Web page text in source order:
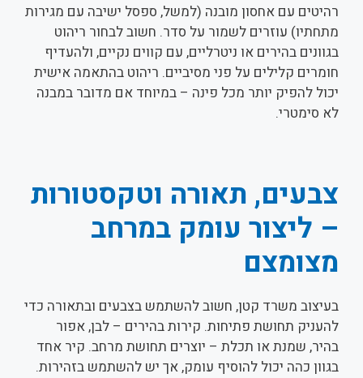
רהיטים עם אחסון מובנה (למשל, ספסל ישיבה עם מגירות
מתחתיו) עוזרים לשמור על סדר. חשוב לבחור ריהוט
בגוונים בהירים או ניטרליים, עם קווים נקיים, ולהעדיף
חומרים קלילים על פני מסיביים. ריהוט בהתאמה אישית
יכול להפיק יותר מכל פינה – במיוחד אם מדובר במבנה
לא סימטרי.
צבעים, תאורה וטקסטורות
– ליצור עומק במרחב
מצומצם
בעיצוב משרד קטן, חשוב להשתמש בצבעים ובתאורה כדי
להעניק תחושת פתיחות. קירות בהירים – לבן, אפור
בהיר, שמנת או תכלת – יוצרים תחושת מרחב. קיר אחד
בגוון כהה יכול להוסיף עומק, אך יש להשתמש בזהירות.